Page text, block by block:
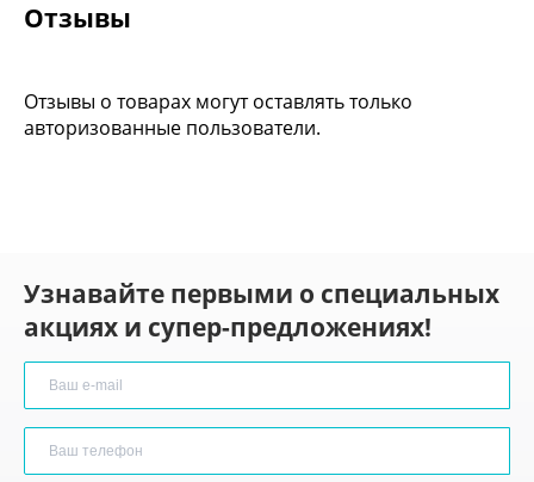
Отзывы
Отзывы о товарах могут оставлять только
авторизованные пользователи.
Узнавайте первыми о специальных
акциях и супер-предложениях!